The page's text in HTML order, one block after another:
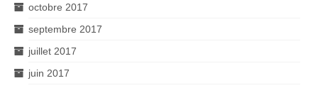
octobre 2017
septembre 2017
juillet 2017
juin 2017